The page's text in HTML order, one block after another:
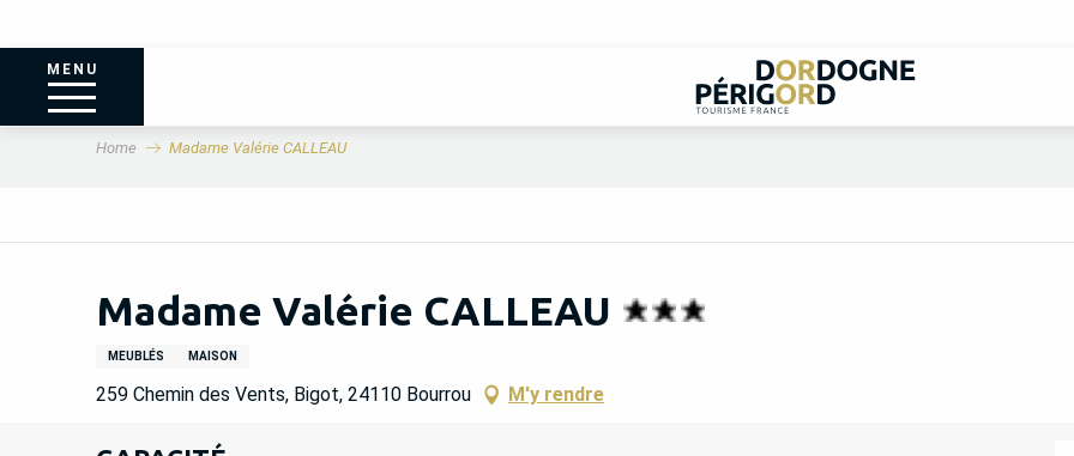
MENU
Home Madame Valérie CALLEAU
Madame Valérie CALLEAU
MEUBLÉS MAISON
259 Chemin des Vents, Bigot, 24110 Bourrou M'y rendre